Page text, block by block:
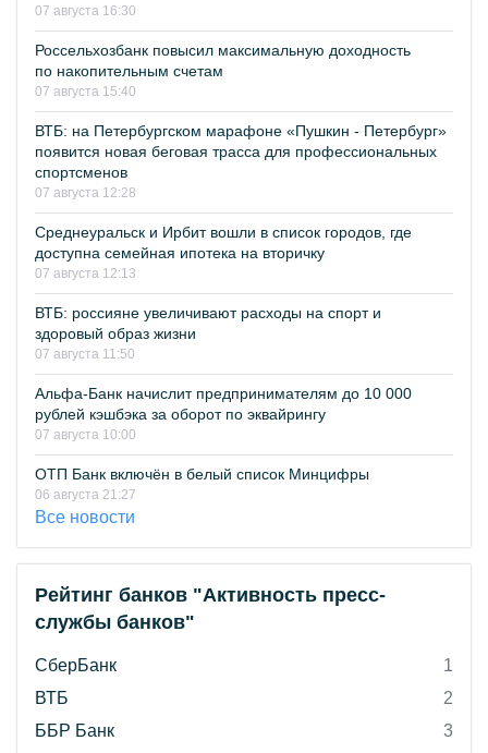
07 августа 16:30
Россельхозбанк повысил максимальную доходность
по накопительным счетам
07 августа 15:40
ВТБ: на Петербургском марафоне «Пушкин - Петербург»
появится новая беговая трасса для профессиональных
спортсменов
07 августа 12:28
Среднеуральск и Ирбит вошли в список городов, где
доступна семейная ипотека на вторичку
07 августа 12:13
ВТБ: россияне увеличивают расходы на спорт и
здоровый образ жизни
07 августа 11:50
Альфа-Банк начислит предпринимателям до 10 000
рублей кэшбэка за оборот по эквайрингу
07 августа 10:00
ОТП Банк включён в белый список Минцифры
06 августа 21:27
Все новости
Рейтинг банков "Активность пресс-
службы банков"
СберБанк
1
ВТБ
2
ББР Банк
3